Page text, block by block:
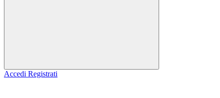
Accedi Registrati